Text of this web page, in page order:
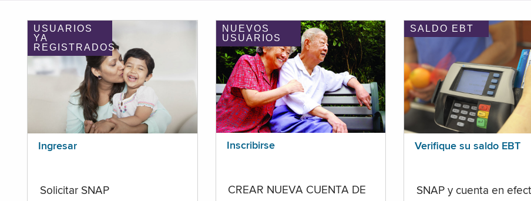
USUARIOS
YA
REGISTRADOS
Ingresar
Solicitar SNAP
NUEVOS
USUARIOS
Inscribirse
CREAR NUEVA CUENTA DE
SALDO EBT
Verifique su saldo EBT
SNAP y cuenta en